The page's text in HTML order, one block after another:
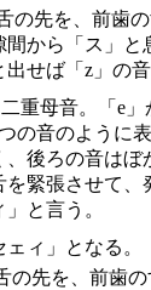
舌の先を、前歯
から「ス」と
出せば「z」の音
二重母音。「e
の音のように
、後ろの音はぼ
を緊張させて、
と言う。
ィ」となる。
の先を、前歯